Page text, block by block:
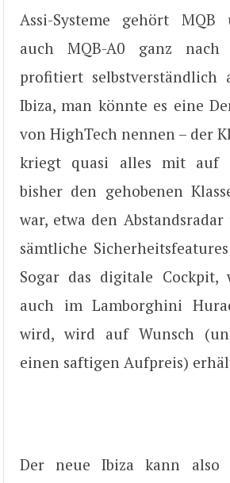
Assi-Systeme gehört
auch MQB-A0 ganz nach
profitiert selbstverständlich
Ibiza, man könnte es eine
von HighTech nennen – der
kriegt quasi alles mit auf
bisher den gehobenen
war, etwa den
sämtliche
Sogar das digitale Cockpit,
auch im Lamborghini
wird, wird auf Wunsch
einen saftigen Aufpreis)
Der neue Ibiza kann also